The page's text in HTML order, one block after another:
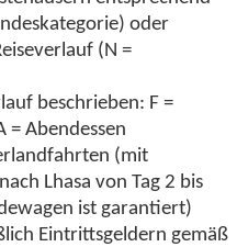
oder
(N =
beschrieben: F =
= Abendessen
(mit
Lhasa von Tag 2 bis
ist garantiert)
Eintrittsgeldern gemäß